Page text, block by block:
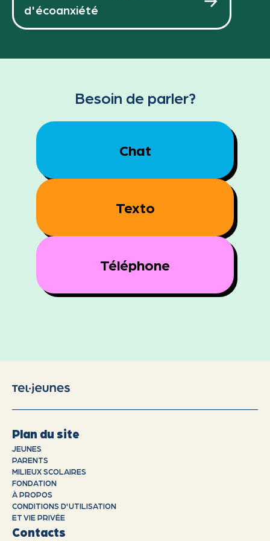
d'écoanxiété
Besoin de parler?
Chat
Texto
Téléphone
Plan du site
JEUNES
PARENTS
MILIEUX SCOLAIRES
FONDATION
À PROPOS
CONDITIONS D'UTILISATION
ET VIE PRIVÉE
Contacts